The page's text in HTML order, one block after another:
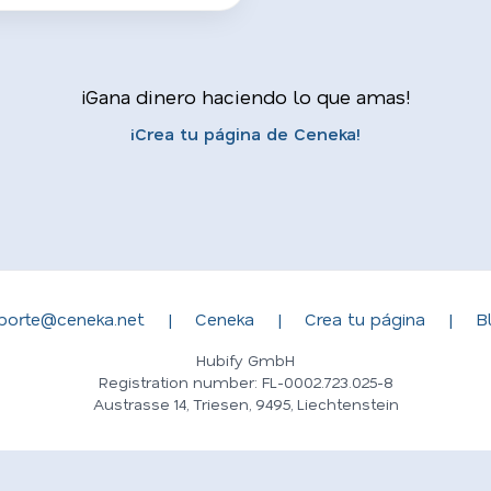
¡Gana dinero haciendo lo que amas!
¡Crea tu página de Ceneka!
| Ceneka | Crea tu página |
Hubify GmbH
Registration number: FL-0002.723.025-8
Austrasse 14, Triesen, 9495, Liechtenstein